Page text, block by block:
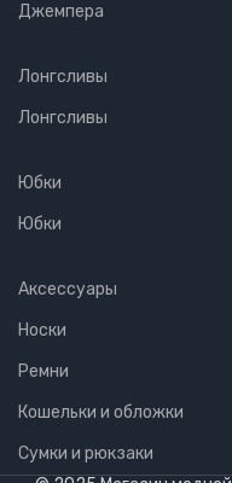
Джемпера
Лонгсливы
Лонгсливы
Юбки
Юбки
Аксессуары
Носки
Ремни
Кошельки и обложки
Сумки и рюкзаки